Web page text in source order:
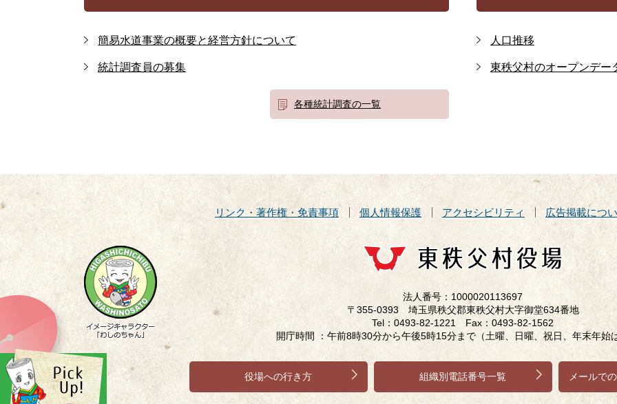
簡易水道事業の概要と経営方針について
統計調査員の募集
各種統計調査の一覧
人口推移
東秩父村のオープンデー
リンク・著作権・免責事項 個人情報保護 アクセシビリティ 広告掲載につ
法人番号：1000020113697
〒355-0393 埼玉県秩父郡東秩父村大字御堂634番地
Tel：0493-82-1221 Fax：0493-82-1562
開庁時間 ：午前8時30分から午後5時15分まで（土曜、日曜、祝日、年末年始
役場への行き方 組織別電話番号一覧 メールで